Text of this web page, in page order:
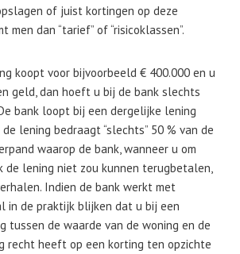
of juist kortingen op deze
men dan “tarief” of “risicoklassen”.
koopt voor bijvoorbeeld € 400.000 en u
geld, dan hoeft u bij de bank slechts
bank loopt bij een dergelijke lening
lening bedraagt “slechts” 50 % van de
waarop de bank, wanneer u om
de lening niet zou kunnen terugbetalen,
Indien de bank werkt met
in de praktijk blijken dat u bij een
tussen de waarde van de woning en de
recht heeft op een korting ten opzichte